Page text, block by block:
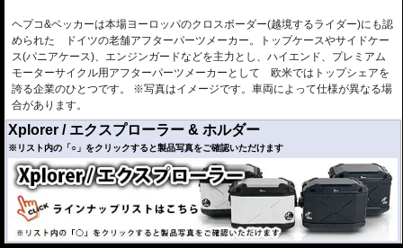
○ ○
9503-XP-SCS-S
￥176,000(税込)
14,850円お得!!
○ ○
シルバー
9503-XP-SCB-S
￥168,000
￥ 184,800(税込)
15,950円お得!!
○ ○ ○
9503-XP-SST-S
￥269,500(税込)
○ ○ ○
シルバー
9503-XP-SMT-SR
￥249,000
273,900(税込)
23,650円お得!!
シルバー
9503-XP-SMT-SL
￥249,000
￥273,900(税込)
23,650円お得!!
ヘプコ&ベッカーは本場ヨーロッパのクロスボーダー(越境するライダー)にも認
められた ドイツの老舗アフターパーツメーカー。トップケースやサイドケー
ス(パニアケース)、エンジンガードなどを主力とし、ハイエンド、プレミアム
モーターサイクル用アフターパーツメーカーとして 欧米ではトップシェアを
誇る企業のひとつです。 ※写真はイメージです。車両によって仕様が異なる場
合があります。
Xplorer / エクスプローラー & ホルダー
※リスト内の「○」をクリックすると製品写真をご確認いただけます